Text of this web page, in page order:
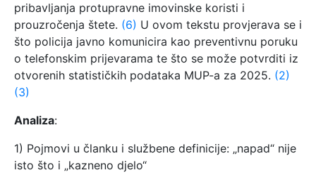
pribavljanja protupravne imovinske koristi i
prouzročenja štete. (6) U ovom tekstu provjerava se i
što policija javno komunicira kao preventivnu poruku
o telefonskim prijevarama te što se može potvrditi iz
otvorenih statističkih podataka MUP-a za 2025. (2)
(3)
Analiza:
1) Pojmovi u članku i službene definicije: „napad“ nije
isto što i „kazneno djelo“